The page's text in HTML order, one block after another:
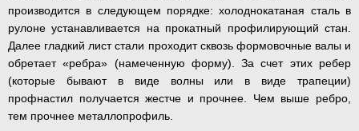
производится в следующем порядке: холоднокатаная сталь в
рулоне устанавливается на прокатный профилирующий стан.
Далее гладкий лист стали проходит сквозь формовочные валы и
обретает «ребра» (намеченную форму). За счет этих ребер
(которые бывают в виде волны или в виде трапеции)
профнастил получается жестче и прочнее. Чем выше ребро,
тем прочнее металлопрофиль.